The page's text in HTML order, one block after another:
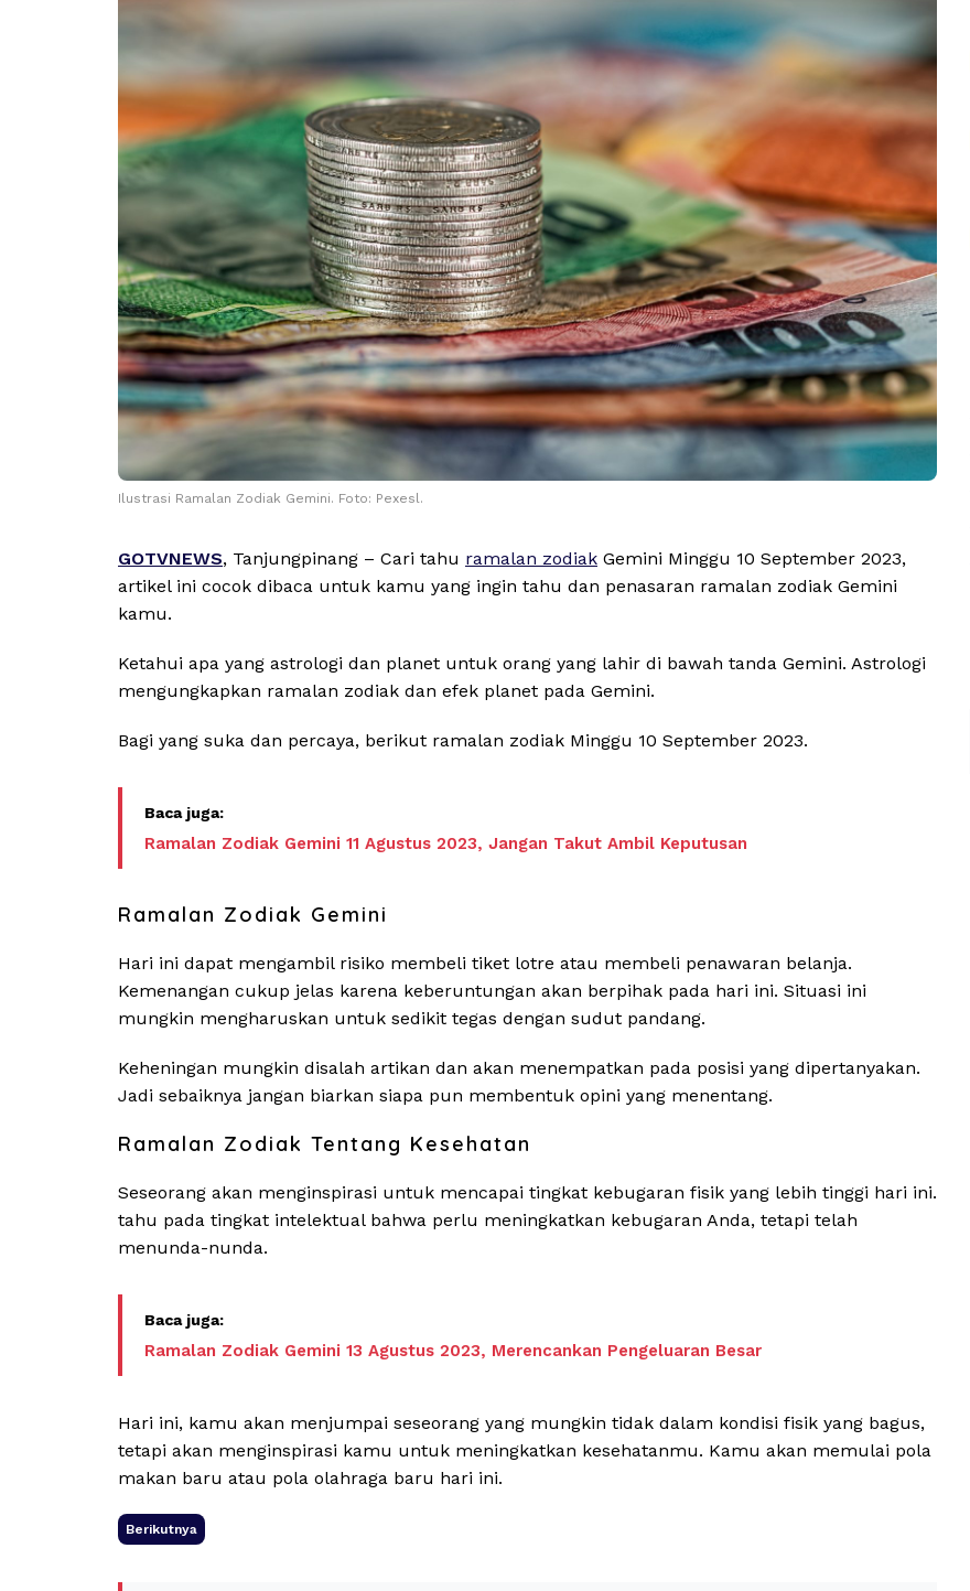
Ilustrasi Ramalan Zodiak Gemini. Foto: Pexesl.
GOTVNEWS, Tanjungpinang – Cari tahu ramalan zodiak Gemini Minggu 10 September 2023,
artikel ini cocok dibaca untuk kamu yang ingin tahu dan penasaran ramalan zodiak Gemini
kamu.
Ketahui apa yang astrologi dan planet untuk orang yang lahir di bawah tanda Gemini. Astrologi
mengungkapkan ramalan zodiak dan efek planet pada Gemini.
Bagi yang suka dan percaya, berikut ramalan zodiak Minggu 10 September 2023.
Ramalan Zodiak Gemini 11 Agustus 2023, Jangan Takut Ambil Keputusan
Ramalan Zodiak Gemini
Hari ini dapat mengambil risiko membeli tiket lotre atau membeli penawaran belanja.
Kemenangan cukup jelas karena keberuntungan akan berpihak pada hari ini. Situasi ini
mungkin mengharuskan untuk sedikit tegas dengan sudut pandang.
Keheningan mungkin disalah artikan dan akan menempatkan pada posisi yang dipertanyakan.
Jadi sebaiknya jangan biarkan siapa pun membentuk opini yang menentang.
Ramalan Zodiak Tentang Kesehatan
Seseorang akan menginspirasi untuk mencapai tingkat kebugaran fisik yang lebih tinggi hari ini.
tahu pada tingkat intelektual bahwa perlu meningkatkan kebugaran Anda, tetapi telah
menunda-nunda.
Ramalan Zodiak Gemini 13 Agustus 2023, Merencankan Pengeluaran Besar
Hari ini, kamu akan menjumpai seseorang yang mungkin tidak dalam kondisi fisik yang bagus,
tetapi akan menginspirasi kamu untuk meningkatkan kesehatanmu. Kamu akan memulai pola
makan baru atau pola olahraga baru hari ini.
Berikutnya